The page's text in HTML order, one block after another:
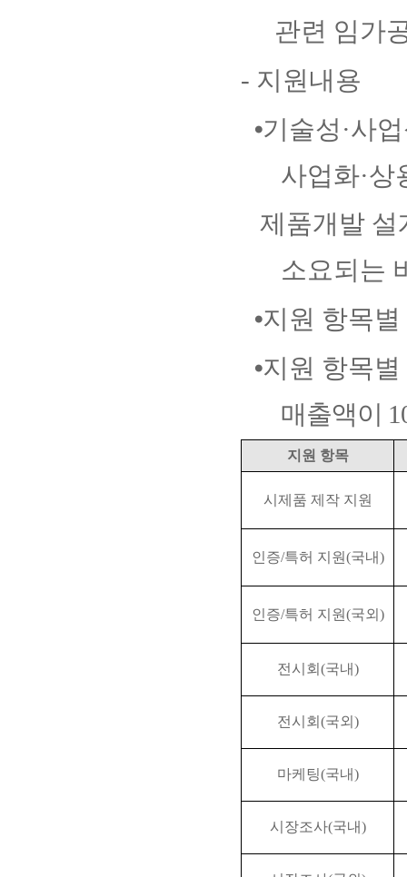
관련 임가
- 지원내용
⦁기술성 ·사
사업화·상
제품개발 설
소요되는
⦁지원 항목
⦁지원 항목
매출액이
지원 항목
시제품 제작 지원
인증/특허 지원(국내)
인증/특허 지원(국외 )
전시회 (국내)
전시회 (국외 )
마케팅(국내)
시장조사(국내)